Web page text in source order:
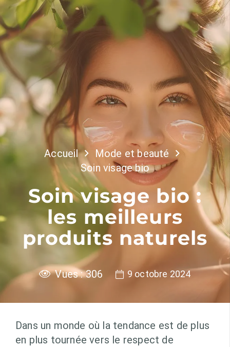
Accueil
Mode et beauté
Soin visage bio
Soin visage bio :
les meilleurs
produits naturels
Vues :306 9 octobre 2024
Dans un monde où la tendance est de plus
en plus tournée vers le respect de